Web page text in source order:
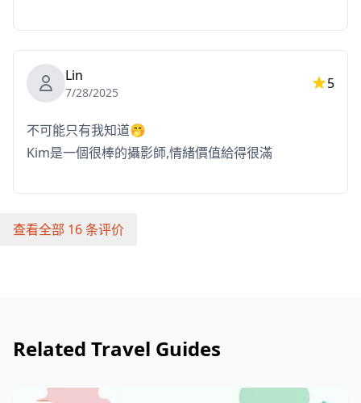
Lin
7/28/2025
5
不可能只有我知道🤭
Kim是一個很棒的攝影師,情緒價值給得很滿
查看全部 16 条评价
Related Travel Guides